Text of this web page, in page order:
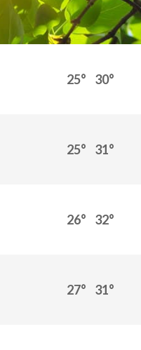
25° 30°
25° 31°
26° 32°
27° 31°